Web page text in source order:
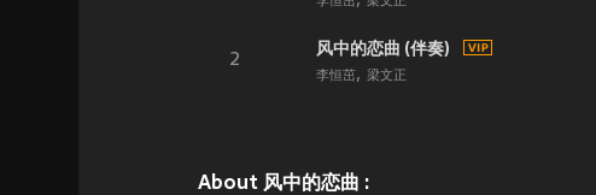
2
风中的恋曲 (伴奏)
李恒茁 梁文正
About 风中的恋曲 :